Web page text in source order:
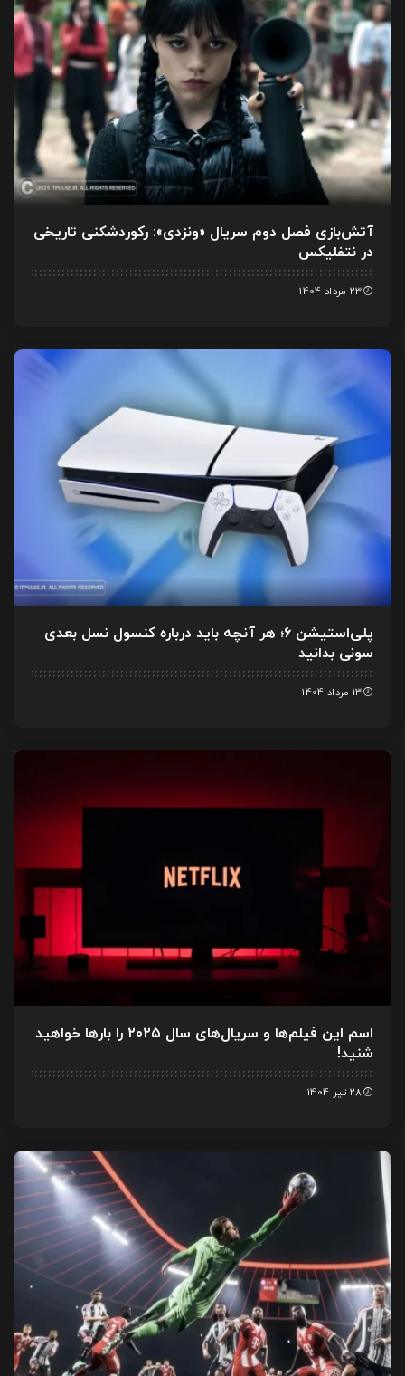
آتش‌بازی فصل دوم سریال «ونزدی»: رکوردشکنی تاریخی
در نتفلیکس
23 مرداد 1404
پلی‌استیشن ۶؛ هر آنچه باید درباره کنسول نسل بعدی
سونی بدانید
13 مرداد 1404
اسم این فیلم‌ها و سریال‌های سال ۲۰۲۵ را بارها خواهید
شنید!
28 تیر 1404